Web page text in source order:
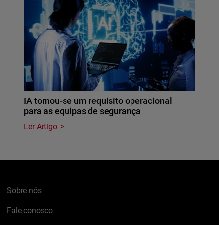
IA tornou-se um requisito operacional
para as equipas de segurança
Ler Artigo
Sobre nós
Fale conosco